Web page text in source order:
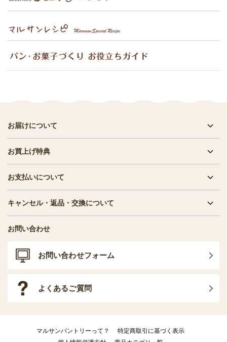
お届けについて
お買上げ特典
お支払いについて
キャンセル・返品・交換について
お問い合わせ
お問い合わせフォーム
よくあるご質問
マルサンパントリーって？
特定商取引に基づく表示